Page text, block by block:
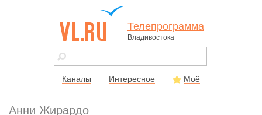
vl.ru - сайт
города
Телепрограмма
Владивостока
Каналы Интересное Моё
Анни Жирардо